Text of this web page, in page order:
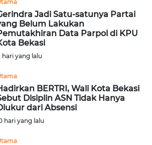
Jadi Satu-satunya Partai
Belum Lakukan
Data Parpol di KPU
Bekasi
hari yang lalu
BERTRI, Wali Kota Bekasi
Disiplin ASN Tidak Hanya
dari Absensi
hari yang lalu